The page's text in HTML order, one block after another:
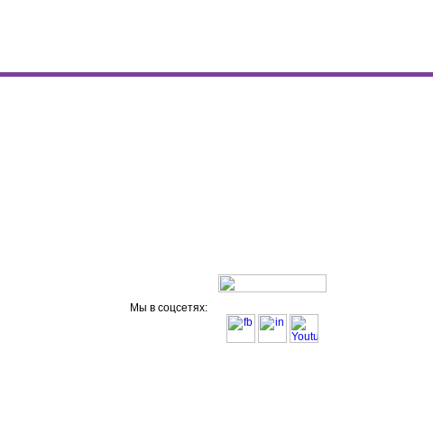
Мы в соцсетях: